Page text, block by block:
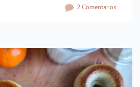
2 Comentarios